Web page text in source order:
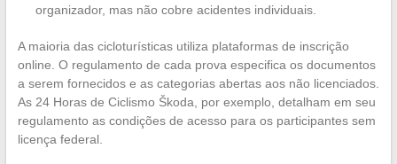
organizador, mas não cobre acidentes individuais.
A maioria das cicloturísticas utiliza plataformas de inscrição
online. O regulamento de cada prova especifica os documentos
a serem fornecidos e as categorias abertas aos não licenciados.
As 24 Horas de Ciclismo Škoda, por exemplo, detalham em seu
regulamento as condições de acesso para os participantes sem
licença federal.